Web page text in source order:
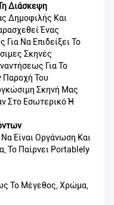
Διάσκεψη
Δημοφιλής Και
Ένας
Να Επιδείξει Το
Σκηνές
Για Το
Παροχή Του
Σκηνή Μας
Στο Εσωτερικό Ή
Είναι Οργάνωση Και
Το Παίρνει Portablely
Το Μέγεθος, Χρώμα,